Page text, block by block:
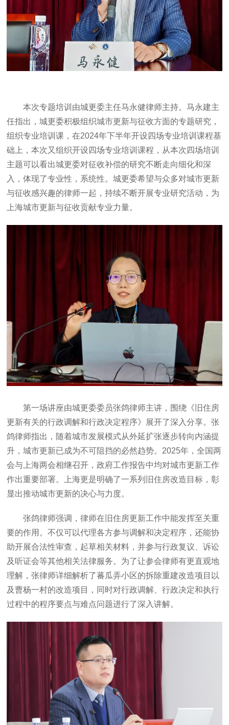
本次专题培训由城更委主任马永健律师主持。马永建主
任指出，城更委积极组织城市更新与征收方面的专题研究，
组织专业培训课，在2024年下半年开设四场专业培训课程基
础上，本次又组织开设四场专业培训课程，从本次四场培训
主题可以看出城更委对征收补偿的研究不断走向细化和深
入，体现了专业性，系统性。城更委希望与众多对城市更新
与征收感兴趣的律师一起，持续不断开展专业研究活动，为
上海城市更新与征收贡献专业力量。
第一场讲座由城更委委员张鸽律师主讲，围绕《旧住房
更新有关的行政调解和行政决定程序》展开了深入分享。张
鸽律师指出，随着城市发展模式从外延扩张逐步转向内涵提
升，城市更新已成为不可阻挡的必然趋势。2025年，全国两
会与上海两会相继召开，政府工作报告中均对城市更新工作
作出重要部署。上海更是明确了一系列旧住房改造目标，彰
显出推动城市更新的决心与力度。
张鸽律师强调，律师在旧住房更新工作中能发挥至关重
要的作用。不仅可以代理各方参与调解和决定程序，还能协
助开展合法性审查，起草相关材料，并参与行政复议、诉讼
及听证会等其他相关法律服务。为了让参会律师有更直观地
理解，张律师详细解析了蕃瓜弄小区的拆除重建改造项目以
及曹杨一村的改造项目，同时对行政调解、行政决定和执行
过程中的程序要点与难点问题进行了深入讲解。